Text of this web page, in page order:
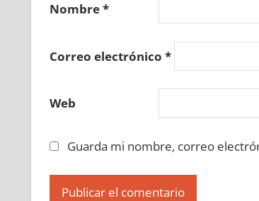
Nombre*
Correo electrónico *
Web
Guarda mi nombre, correo